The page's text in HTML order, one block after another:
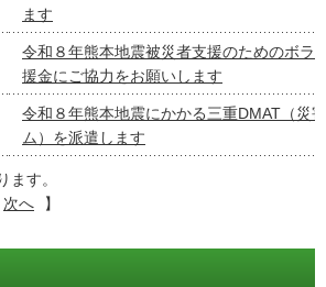
ます
令和８年熊本地震被災者支援のためのボラ
援金にご協力をお願いします
令和８年熊本地震にかかる三重DMAT（災
ム）を派遣します
ます。
次へ 】